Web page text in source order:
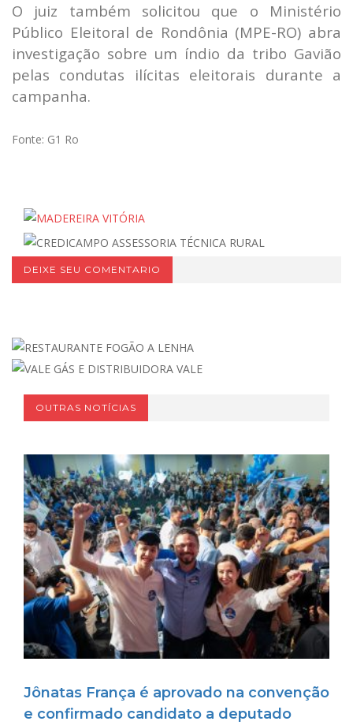
O juiz também solicitou que o Ministério
Público Eleitoral de Rondônia (MPE-RO) abra
investigação sobre um índio da tribo Gavião
pelas condutas ilícitas eleitorais durante a
campanha.
Fonte: G1 Ro
DEIXE SEU COMENTARIO
OUTRAS NOTÍCIAS
Jônatas França é aprovado na convenção
e confirmado candidato a deputado